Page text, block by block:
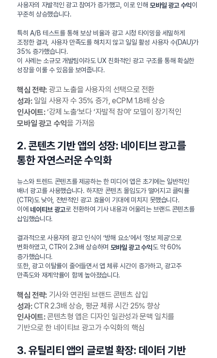
사용자의 자발적인 광고 참여가 증가했고, 이로 인해 모바일 광고 수익이
꾸준히 상승했습니다.
특히 A/B 테스트를 통해 보상 비율과 광고 시청 타이밍을 세밀하게
조정한 결과, 사용자 만족도를 해치지 않고 일일 활성 사용자 수(DAU)가
35% 증가했습니다.
이 사례는 소규모 개발팀이라도 UX 친화적인 광고 구조를 통해 확실한
성장을 이룰 수 있음을 보여줍니다.
핵심 전략:광고 노출을 사용자의 선택으로 전환
성과:일일 사용자 수 35% 증가, eCPM 1.8배 상승
인사이트:‘강제 노출’보다 ‘자발적 참여’ 모델이 장기적인
모바일 광고 수익을 가져옴
2. 콘텐츠 기반 앱의 성장: 네이티브 광고를
통한 자연스러운 수익화
뉴스와 트렌드 콘텐츠를 제공하는 한 미디어 앱은 초기에는 일반적인
배너 광고를 사용했습니다. 하지만 콘텐츠 몰입도가 떨어지고 클릭률
(CTR)도 낮아, 전반적인 광고 효율이 기대에 미치지 못했습니다.
이에 네이티브 광고로 전환하여 기사 내용과 어울리는 브랜드 콘텐츠를
삽입했습니다.
결과적으로 사용자의 광고 인식이 ‘방해 요소’에서 ‘정보 제공’으로
변화하였고, CTR이 2.3배 상승하며 모바일 광고 수익도 약 60%
증가했습니다.
또한, 광고 이탈률이 줄어들면서 앱 체류 시간이 증가하고, 광고주
만족도와 재계약률이 함께 높아졌습니다.
핵심 전략:기사와 연관된 브랜드 콘텐츠 삽입
성과:CTR 2.3배 상승, 평균 체류 시간 25% 향상
인사이트:콘텐츠형 앱은 디자인 일관성과 문맥 일치를
기반으로 한 네이티브 광고가 수익화의 핵심
3. 유틸리티 앱의 글로벌 확장: 데이터 기반